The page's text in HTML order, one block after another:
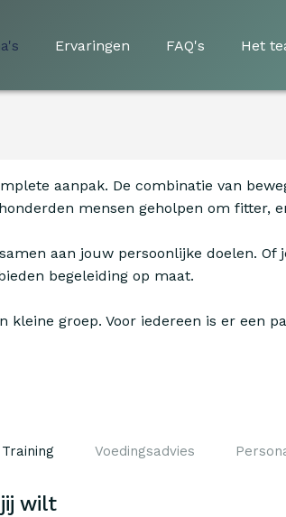
Ervaringen FAQ's Het
aanpak. De combinatie van
mensen geholpen om fitter,
aan jouw persoonlijke doelen.
begeleiding op maat.
groep. Voor iedereen is er een
Voedingsadvies
wilt